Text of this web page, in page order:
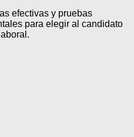
efectivas y pruebas
para elegir al candidato